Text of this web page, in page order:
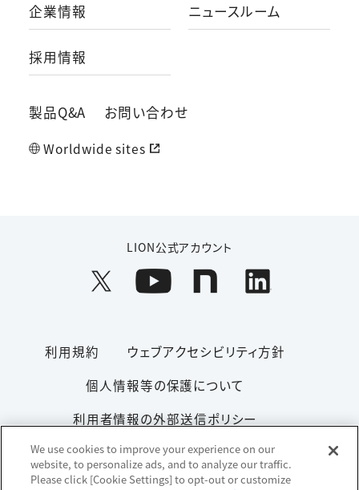
企業情報 ニュースルーム
採用情報
製品Q&A お問い合わせ
Worldwide sites
LION公式アカウント
利用規約
ウェブアクセシビリティ方針
個人情報等の保護について
利用者情報の外部送信ポリシー
ソーシャルメディアポリシー
サイトマップ
We use cookies to improve your experience on our
website, to personalize ads, and to analyze our traffic.
Please click [Cookie Settings] to opt-out or customize